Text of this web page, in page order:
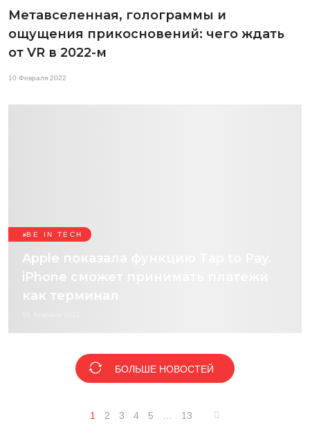
Метавселенная, голограммы и
ощущения прикосновений: чего ждать
от VR в 2022-м
10 Февраля 2022
BE IN TECH
Apple показала функцию Tap to Pay.
iPhone сможет принимать платежи
как терминал
БОЛЬШЕ НОВОСТЕЙ
1 2 3 4 5 13